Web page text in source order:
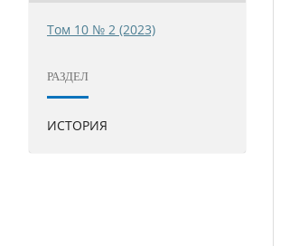
Том 10 № 2 (2023)
РАЗДЕЛ
ИСТОРИЯ